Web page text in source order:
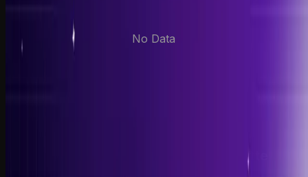
Videoskabeloner til ansigtsbytte